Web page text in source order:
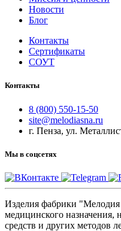
Новости
Блог
Контакты
Сертификаты
СОУТ
Контакты
8 (800) 550-15-50
site@melodiasna.ru
г. Пенза, ул.
Мы в соцсетях
Изделия фабрики "Мелодия
медицинского назначения,
средств и других методов